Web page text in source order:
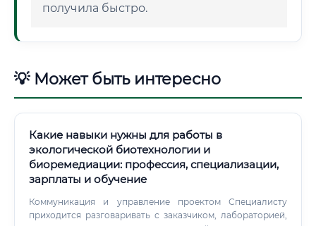
получила быстро.
💡 Может быть интересно
Какие навыки нужны для работы в
экологической биотехнологии и
биоремедиации: профессия, специализации,
зарплаты и обучение
Коммуникация и управление проектом Специалисту
приходится разговаривать с заказчиком, лабораторией,